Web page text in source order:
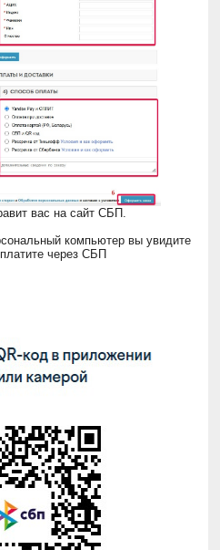
вас на сайт СБП.
компьютер вы увидите
через СБП